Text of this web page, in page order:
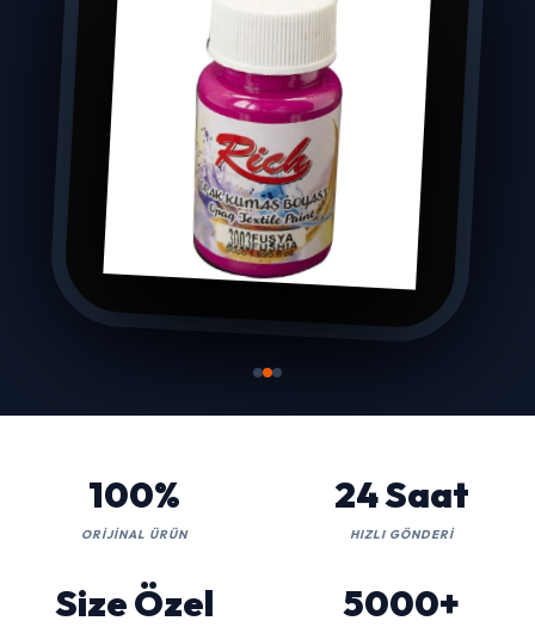
100%
ORIJINAL ÜRÜN
24 Saat
HIZLI GÖNDERI
Size Özel 5000+